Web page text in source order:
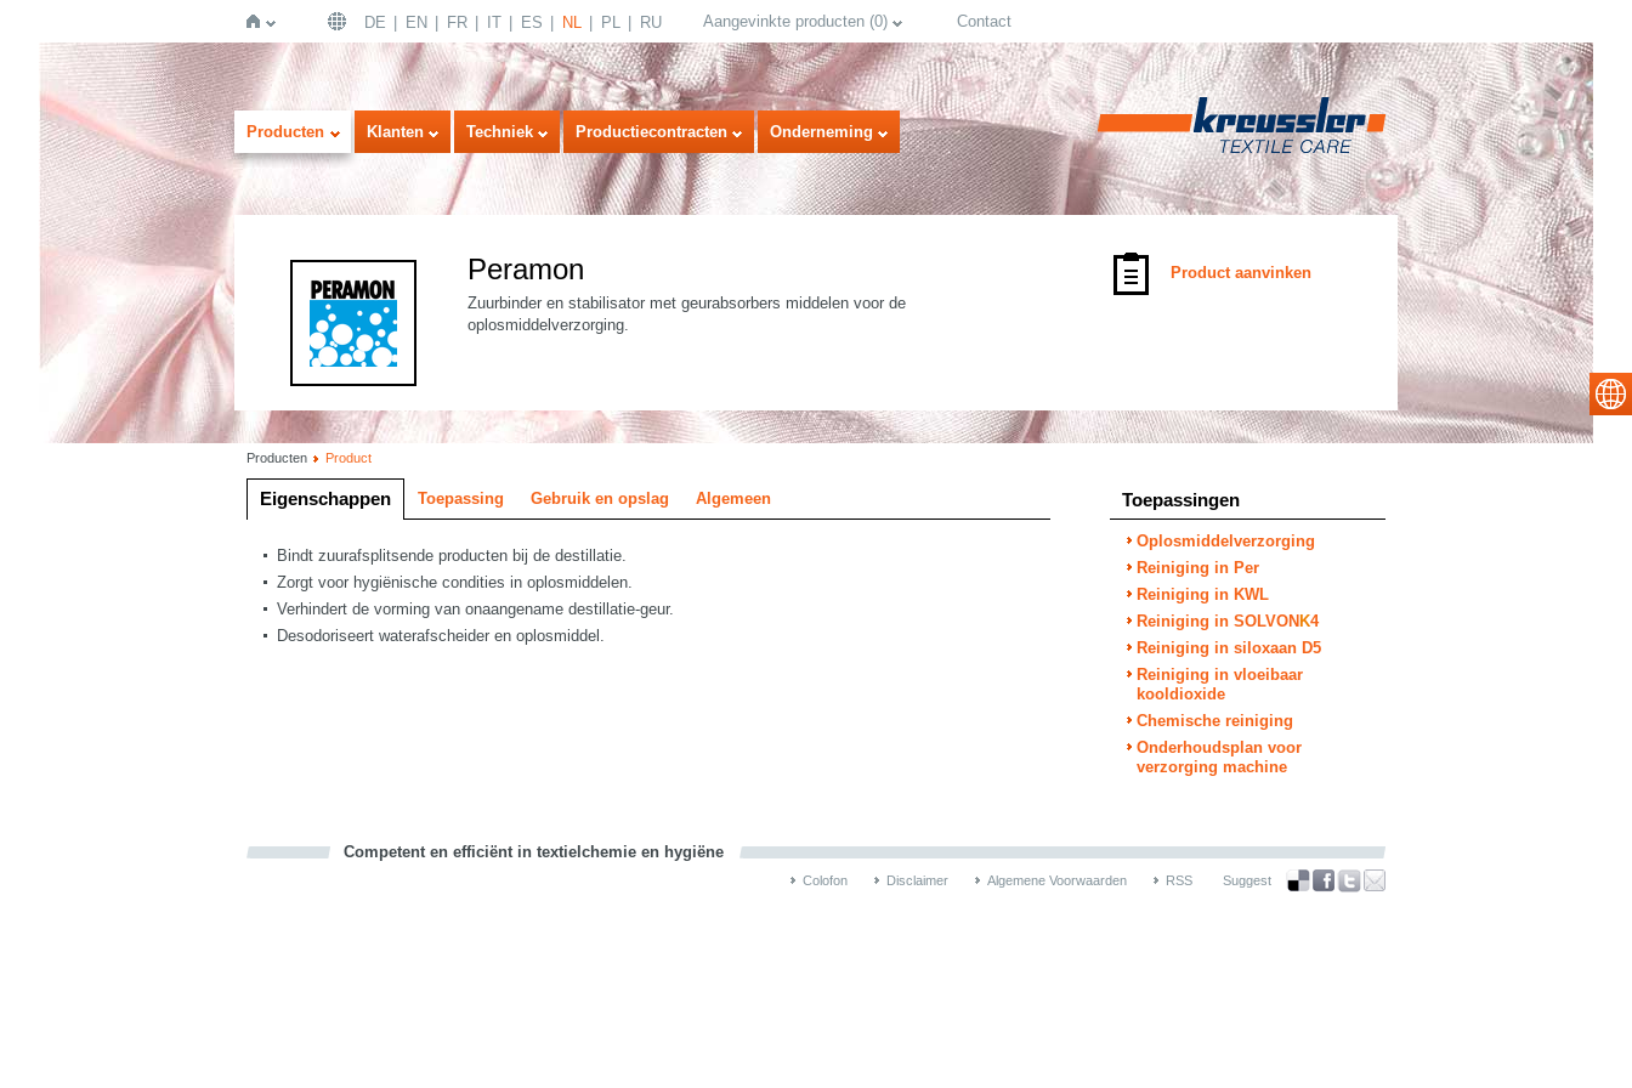
Home
DE EN FR IT ES NL PL RU Aangevinkte producten (0) Contact
Producten Klanten Techniek Productiecontracten Onderneming
Peramon
Zuurbinder en stabilisator met geurabsorbers middelen voor de
oplosmiddelverzorging.
Product aanvinken
Producten Product
Eigenschappen Toepassing Gebruik en opslag Algemeen
Bindt zuurafsplitsende producten bij de destillatie.
Zorgt voor hygiënische condities in oplosmiddelen.
Verhindert de vorming van onaangename destillatie-geur.
Desodoriseert waterafscheider en oplosmiddel.
Toepassingen
Oplosmiddelverzorging
Reiniging in Per
Reiniging in KWL
Reiniging in SOLVON K4
Reiniging in siloxaan D5
Reiniging in vloeibaar
kooldioxide
Chemische reiniging
Onderhoudsplan voor
verzorging machine
Competent en efficiënt in textielchemie en hygiëne
Colofon Disclaimer Algemene Voorwaarden RSS Suggest